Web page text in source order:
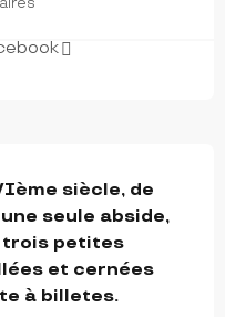
siècle, de
seule abside,
trois petites
et cernées
à billetes.